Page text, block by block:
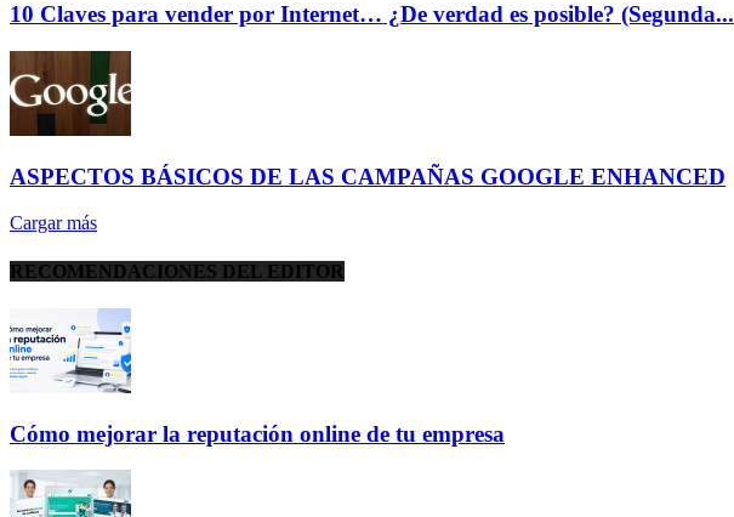
10 Claves para vender por Internet… ¿De verdad es posible? (Segunda...
ASPECTOS BÁSICOS DE LAS CAMPAÑAS GOOGLE ENHANCED
Cargar más
RECOMENDACIONES DEL EDITOR
Cómo mejorar la reputación online de tu empresa